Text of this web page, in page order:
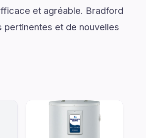
et agréable. Bradford
pertinentes et de nouvelles